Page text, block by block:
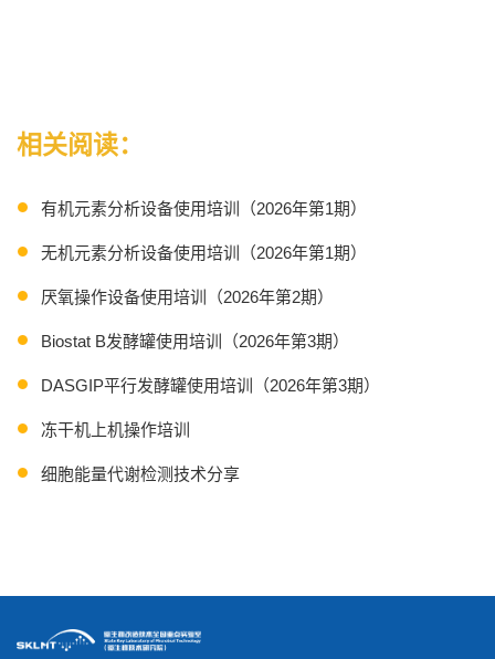
相关阅读：
有机元素分析设备使用培训（2026年第1期）
无机元素分析设备使用培训（2026年第1期）
厌氧操作设备使用培训（2026年第2期）
Biostat B发酵罐使用培训（2026年第3期）
DASGIP平行发酵罐使用培训（2026年第3期）
冻干机上机操作培训
细胞能量代谢检测技术分享